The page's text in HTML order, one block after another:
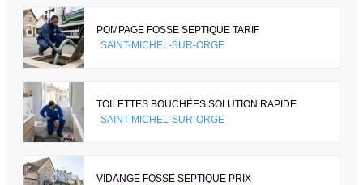
POMPAGE FOSSE SEPTIQUE TARIF
SAINT-MICHEL-SUR-ORGE
TOILETTES BOUCHÉES SOLUTION RAPIDE
SAINT-MICHEL-SUR-ORGE
VIDANGE FOSSE SEPTIQUE PRIX